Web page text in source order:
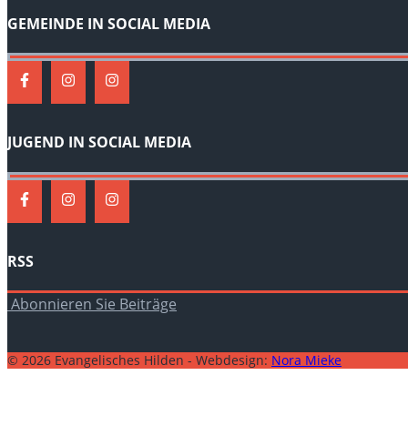
GEMEINDE IN SOCIAL MEDIA
JUGEND IN SOCIAL MEDIA
RSS
Abonnieren Sie Beiträge
© 2026 Evangelisches Hilden - Webdesign: Nora Mieke